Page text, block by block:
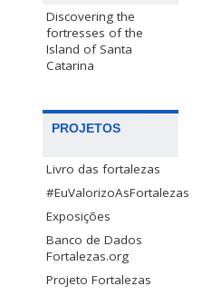
Discovering the
fortresses of the
Island of Santa
Catarina
PROJETOS
Livro das fortalezas
#EuValorizoAsFortalezas
Exposições
Banco de Dados
Fortalezas.org
Projeto Fortalezas